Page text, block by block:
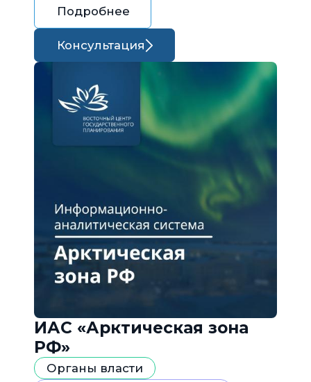
Подробнее
Консультация
ИАС «Арктическая зона
РФ»
Органы власти